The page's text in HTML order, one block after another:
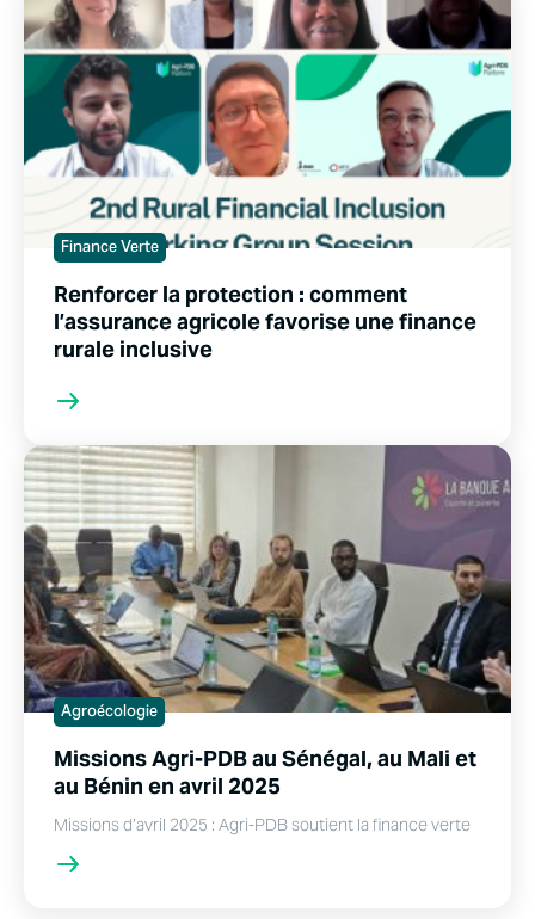
Finance Verte
Renforcer la protection : comment
l’assurance agricole favorise une finance
rurale inclusive
Agroécologie
Missions Agri-PDB au Sénégal, au Mali et
au Bénin en avril 2025
Missions d’avril 2025 : Agri-PDB soutient la finance verte